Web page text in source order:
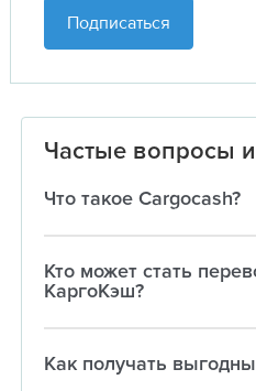
Подписаться
Частые вопросы
Что такое Cargocash?
Кто может стать
КаргоКэш?
Как получать